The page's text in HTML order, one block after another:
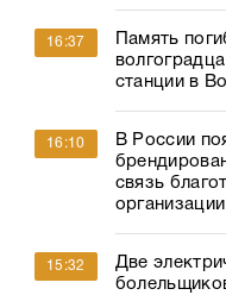
16:37
Память
станции в
16:10
В России
связь
организации
15:32
Две